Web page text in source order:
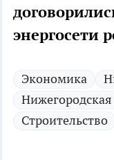
энергосети
Экономика
Нижегородская
Строительство